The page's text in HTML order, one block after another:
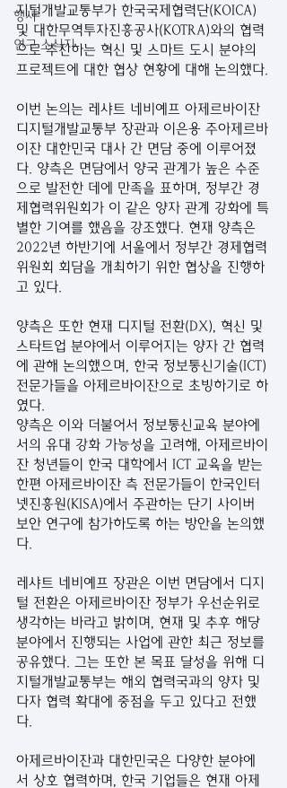
행사
연구 소식지
지털개발교통부가 한국국제협력단(KOICA)
및 대한무역투자진흥공사(KOTRA)와의 협력
으로 추진하는 혁신 및 스마트 도시 분야의
프로젝트에 대한 협상 현황에 대해 논의했다.
이번 논의는 레샤트 네비예프 아제르바이잔
디지털개발교통부 장관과 이은용 주아제르바
이잔 대한민국 대사 간 면담 중에 이루어졌
다. 양측은 면담에서 양국 관계가 높은 수준
으로 발전한 데에 만족을 표하며, 정부간 경
제협력위원회가 이 같은 양자 관계 강화에 특
별한 기여를 했음을 강조했다. 현재 양측은
2022년 하반기에 서울에서 정부간 경제협력
위원회 회담을 개최하기 위한 협상을 진행하
고 있다.
양측은 또한 현재 디지털 전환(DX), 혁신 및
스타트업 분야에서 이루어지는 양자 간 협력
에 관해 논의했으며, 한국 정보통신기술(ICT)
전문가들을 아제르바이잔으로 초빙하기로 하
였다.
양측은 이와 더불어서 정보통신교육 분야에
서의 유대 강화 가능성을 고려해, 아제르바이
잔 청년들이 한국 대학에서 ICT 교육을 받는
한편 아제르바이잔 측 전문가들이 한국인터
넷진흥원(KISA)에서 주관하는 단기 사이버
보안 연구에 참가하도록 하는 방안을 논의했
다.
레샤트 네비예프 장관은 이번 면담에서 디지
털 전환은 아제르바이잔 정부가 우선순위로
생각하는 바라고 밝히며, 현재 및 추후 해당
분야에서 진행되는 사업에 관한 최근 정보를
공유했다. 그는 또한 본 목표 달성을 위해 디
지털개발교통부는 해외 협력국과의 양자 및
다자 협력 확대에 중점을 두고 있다고 전했
다.
아제르바이잔과 대한민국은 다양한 분야에
서 상호 협력하며, 한국 기업들은 현재 아제